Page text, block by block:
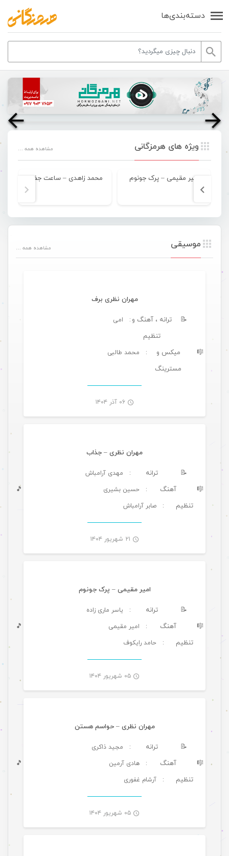
دسته‌بندی‌ها
ویژه های هرمزگانی مشاهده همه …
امیر مقیمی – پرک جونوم محمد زاهدی – ساعت جفت
موسیقی مشاهده همه …موسیقی تازه های هرمزگانی
مهران نظری برف
📝
ترانه ، آهنگ و
تنظیم
: امی
🎼
میکس و
مسترینگ
: محمد طالبی
۰۶ آذر ۱۴۰۴
مهران نظری – جذاب
📝 ترانه : مهدی آرامباش
🎼 آهنگ : حسین بشیری
🎵
تنظیم
: صابر آرامباش
۲۱ شهریور ۱۴۰۴
امیر مقیمی – پرک جونوم
📝 ترانه : یاسر ماری زاده
🎼 آهنگ : امیر مقیمی
🎵
تنظیم
: حامد رایکوف
۰۵ شهریور ۱۴۰۴
مهران نظری – حواسم هستن
📝 ترانه : مجید ذاکری
🎼 آهنگ : هادی آرمین
🎵
تنظیم
: آرشام غفوری
۰۵ شهریور ۱۴۰۴